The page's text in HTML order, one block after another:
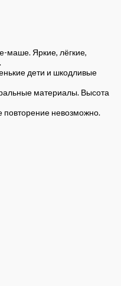
маше. Яркие, лёгкие,
дети и шкодливые
материалы. Высота
повторение невозможно.